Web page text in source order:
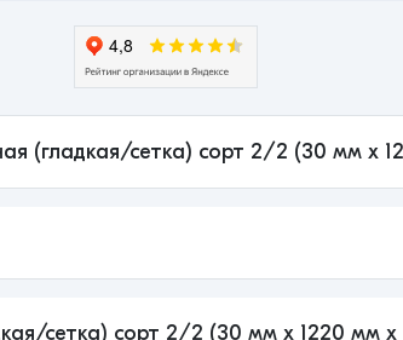
(гладкая/сетка) сорт 2/2 (30 мм x
сетка) сорт 2/2 (30 мм x 1220 мм